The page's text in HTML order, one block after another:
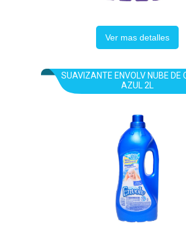
Ver mas detalles
SUAVIZANTE ENVOLV NUBE DE
AZUL 2L